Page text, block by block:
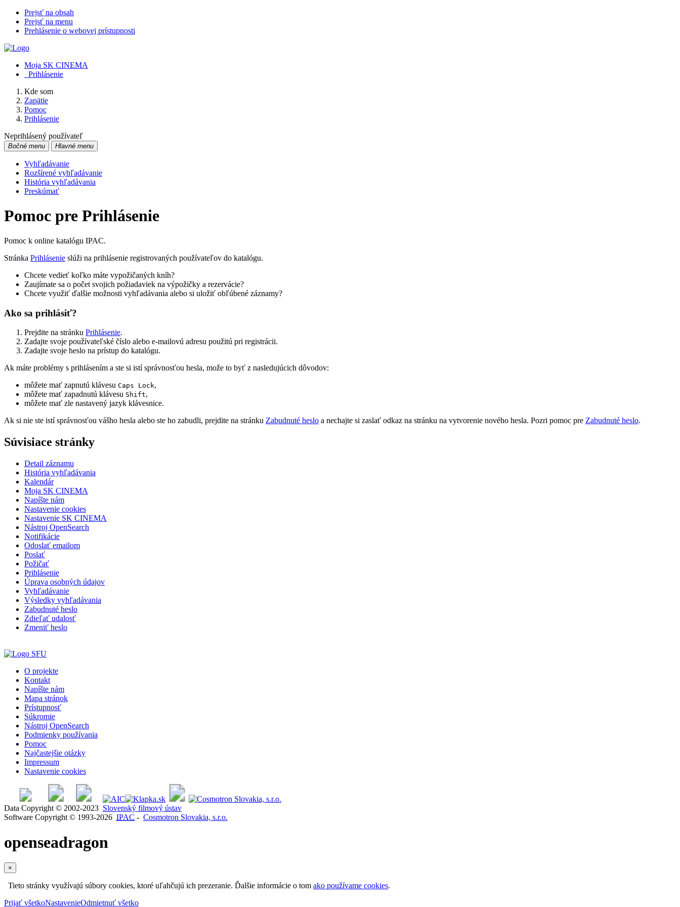
Prejsť na obsah
Prejsť na menu
Prehlásenie o webovej prístupnosti
Moja SK CINEMA
Prihlásenie
Kde som
Zapätie
Pomoc
Prihlásenie
Neprihlásený používateľ
Bočné menu Hlavné menu
Vyhľadávanie
Rozšírené vyhľadávanie
História vyhľadávania
Preskúmať
Pomoc pre Prihlásenie
Pomoc k online katalógu IPAC.
Stránka Prihlásenie slúži na prihlásenie registrovaných používateľov do katalógu.
Chcete vedieť koľko máte vypožičaných kníh?
Zaujímate sa o počet svojich požiadaviek na výpožičky a rezervácie?
Chcete využiť ďalšie možnosti vyhľadávania alebo si uložiť obľúbené záznamy?
Ako sa prihlásiť?
Prejdite na stránku Prihlásenie.
Zadajte svoje používateľské číslo alebo e-mailovú adresu použitú pri registrácii.
Zadajte svoje heslo na prístup do katalógu.
Ak máte problémy s prihlásením a ste si istí správnosťou hesla, može to byť z nasledujúcich dôvodov:
môžete mať zapnutú klávesu Caps Lock,
môžete mať zapadnutú klávesu Shift,
môžete mať zle nastavený jazyk klávesnice.
Ak si nie ste istí správnosťou vášho hesla alebo ste ho zabudli, prejdite na stránku Zabudnuté heslo a nechajte si zaslať odkaz na stránku na vytvorenie nového hesla. Pozri pomoc pre Zabudnuté heslo.
Súvisiace stránky
Detail záznamu
História vyhľadávania
Kalendár
Moja SK CINEMA
Napíšte nám
Nastavenie cookies
Nastavenie SK CINEMA
Nástroj OpenSearch
Notifikácie
Odoslať emailom
Poslať
Požičať
Prihlásenie
Úprava osobných údajov
Vyhľadávanie
Výsledky vyhľadávania
Zabudnuté heslo
Zdieľať udalosť
Zmeniť heslo
O projekte
Kontakt
Napíšte nám
Mapa stránok
Prístupnosť
Súkromie
Nástroj OpenSearch
Podmienky používania
Pomoc
Najčastejšie otázky
Impressum
Nastavenie cookies
Data Copyright © 2002-2023 Slovenský filmový ústav
Software Copyright © 1993-2026 IPAC - Cosmotron Slovakia, s.r.o.
openseadragon
×
Tieto stránky využívajú súbory cookies, ktoré uľahčujú ich prezeranie. Ďalšie informácie o tom ako používame cookies.
Prijať všetkoNastavenieOdmietnuť všetko